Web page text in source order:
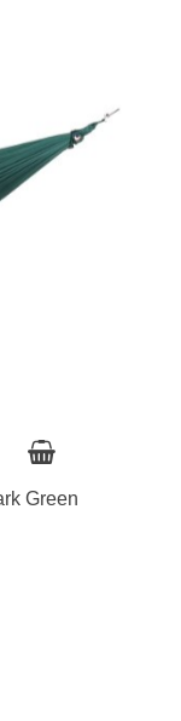
Green